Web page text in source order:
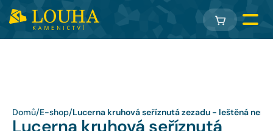
Domů/E-shop/Lucerna kruhová seříznutá zezadu - leštěná nerez
Lucerna kruhová seříznutá